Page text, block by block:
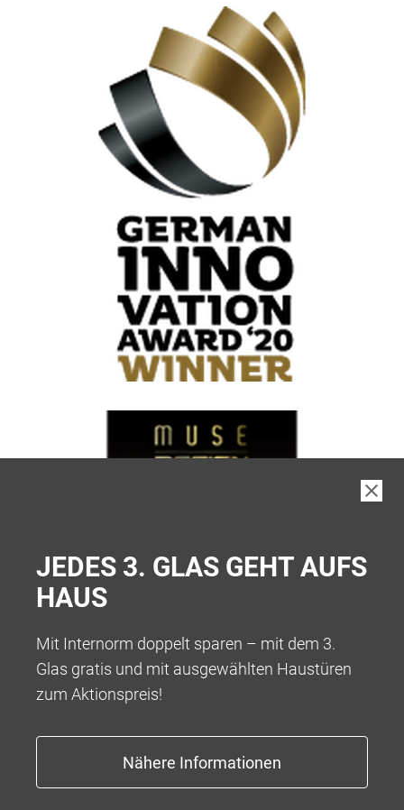
JEDES 3. GLAS GEHT AUFS
HAUS
Mit Internorm doppelt sparen – mit dem 3.
Glas gratis und mit ausgewählten Haustüren
zum Aktionspreis!